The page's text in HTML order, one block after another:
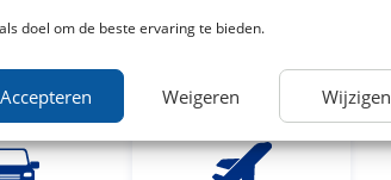
doel om de beste ervaring te bieden.
Accepteren Weigeren Wijzigen
en het vliegtuig voor de reis naar